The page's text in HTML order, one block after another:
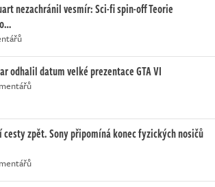
nezachránil vesmír: Sci-fi spin-off Teorie
odhalil datum velké prezentace GTA VI
cesty zpět. Sony připomíná konec fyzických nosičů